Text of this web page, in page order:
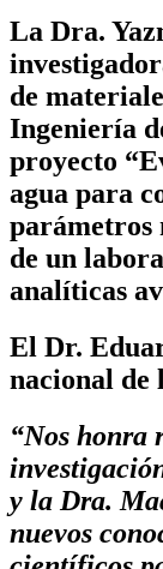
La Dra.
de
Ingeniería
proyecto
agua para
parámetros
de un
analíticas
El Dr.
nacional de
“Nos honra
y la Dra.
nuevos